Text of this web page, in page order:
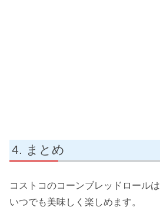
まとめ
コストコのコーンブレッドロール
いつでも美味しく楽しめます。